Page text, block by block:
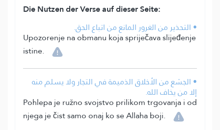
Die Nutzen der Verse auf dieser Seite:
• التحذير من الغرور المانع من اتباع الحق.
Upozorenje na obmanu koja spriječava slijeđenje
istine.
• الجشع من الأخلاق الذميمة في التجار ولا يسلم منه
إلا من يخاف الله.
Pohlepa je ružno svojstvo prilikom trgovanja i od
njega je čist samo onaj ko se Allaha boji.